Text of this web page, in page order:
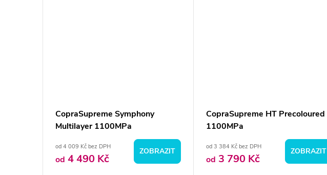
CopraSupreme Symphony
Multilayer 1100MPa
od 4 009 Kč bez DPH
od 4 490 Kč
ZOBRAZIT
CopraSupreme HT Precoloured
1100MPa
od 3 384 Kč bez DPH
od 3 790 Kč
ZOBRAZIT